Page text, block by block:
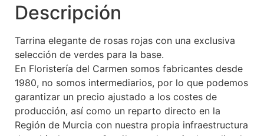
Descripción
Tarrina elegante de rosas rojas con una exclusiva
selección de verdes para la base.
En Floristería del Carmen somos fabricantes desde
1980, no somos intermediarios, por lo que podemos
garantizar un precio ajustado a los costes de
producción, así como un reparto directo en la
Región de Murcia con nuestra propia infraestructura